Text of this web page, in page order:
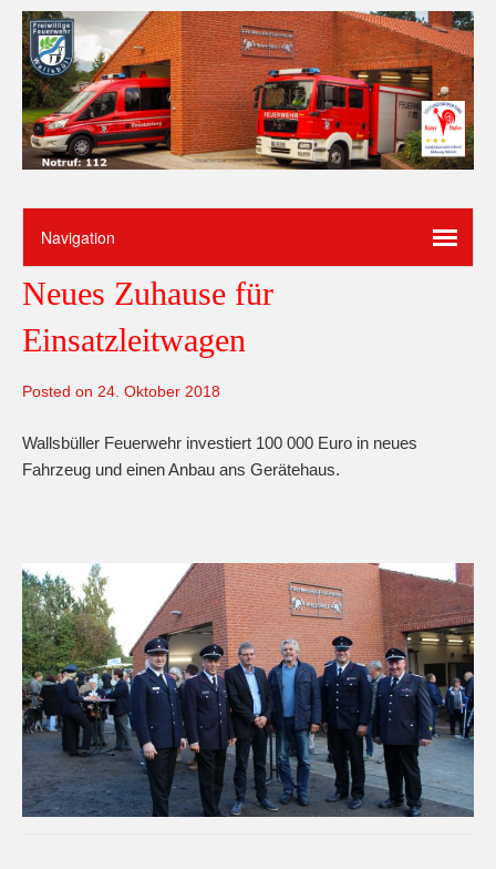
Neues Zuhause für
Einsatzleitwagen
Posted on 24. Oktober 2018
Wallsbüller Feuerwehr investiert 100 000 Euro in neues
Fahrzeug und einen Anbau ans Gerätehaus.